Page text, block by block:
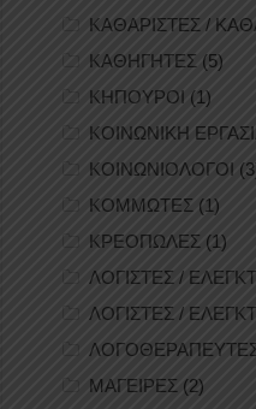
ΚΑΘΑΡΙΣΤΕΣ /
ΚΑΘΗΓΗΤΕΣ (5)
ΚΗΠΟΥΡΟΙ (1)
ΚΟΙΝΩΝΙΚΗ
ΚΟΙΝΩΝΙΟΛΟΓΟΙ
ΚΟΜΜΩΤΕΣ (1)
ΚΡΕΟΠΩΛΕΣ (1)
ΛΟΓΙΣΤΕΣ /
ΛΟΓΙΣΤΕΣ /
ΜΑΓΕΙΡΕΣ (2)